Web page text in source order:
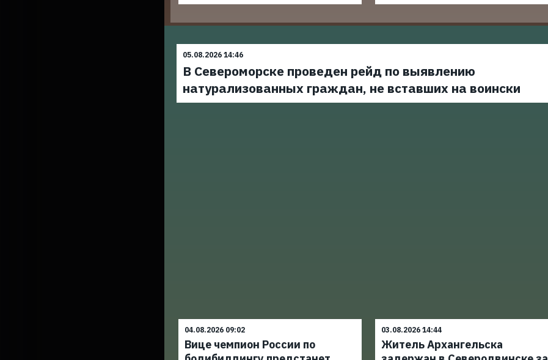
05.08.2026 14:46
В Североморске проведен рейд по выявлению
натурализованных граждан, не вставших на воински
04.08.2026 09:02
Вице чемпион России по
03.08.2026 14:44
Житель Архангельска